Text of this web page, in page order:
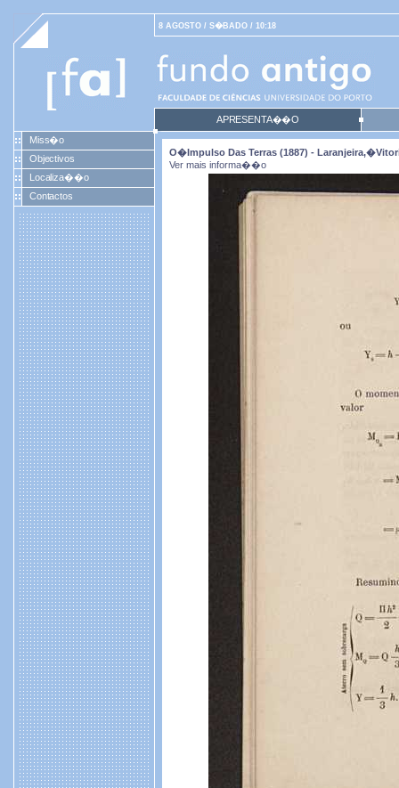
8 AGOSTO / S�BADO / 10:18
APRESENTA��O
Miss�o
Objectivos
Localiza��o
Contactos
O�impulso Das Terras (1887) -
Ver mais informa��o